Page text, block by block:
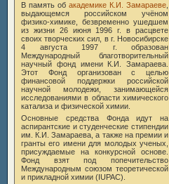
В память об академике К.И. Замараеве
выдающемся российском учёном
физико-химике, безвременно ушедшем
из жизни 26 июня 1996 г. в расцвете
своих творческих сил, в г. Новосибирске
4 августа 1997 г. образован
Международный благотворительный
научный фонд имени К.И. Замараева.
Этот Фонд организован с целью
финансовой поддержки российской
научной молодежи, занимающейся
исследованиями в области химического
катализа и физической химии.
Основные средства Фонда идут на
аспирантские и студенческие стипендии
им. К.И. Замараева , а также на премии и
гранты его имени для молодых ученых,
присуждаемые на конкурсной основе.
Фонд взят под попечительство
Международным союзом теоретической
и прикладной химии (IUPAC).